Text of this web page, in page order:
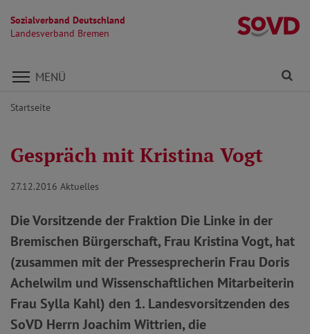
Sozialverband Deutschland
Landesverband Bremen
Direkt zu den Inhalten springen
MENÜ
Startseite
Gespräch mit Kristina Vogt
27.12.2016 Aktuelles
Die Vorsitzende der Fraktion Die Linke in der
Bremischen Bürgerschaft, Frau Kristina Vogt, hat
(zusammen mit der Pressesprecherin Frau Doris
Achelwilm und Wissenschaftlichen Mitarbeiterin
Frau Sylla Kahl) den 1. Landesvorsit­zenden des
SoVD Herrn Joachim Wit­trien, die